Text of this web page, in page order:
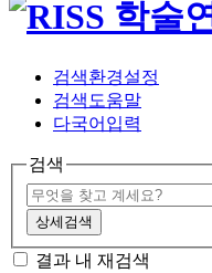
검색환경설정
검색도움말
다국어입력
검색
상세검색
결과 내 재검색